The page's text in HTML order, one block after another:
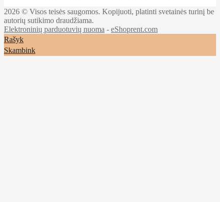
2026 © Visos teisės saugomos. Kopijuoti, platinti svetainės turinį be
autorių sutikimo draudžiama.
Elektroninių parduotuvių nuoma - eShoprent.com
Rašyk
Skambink